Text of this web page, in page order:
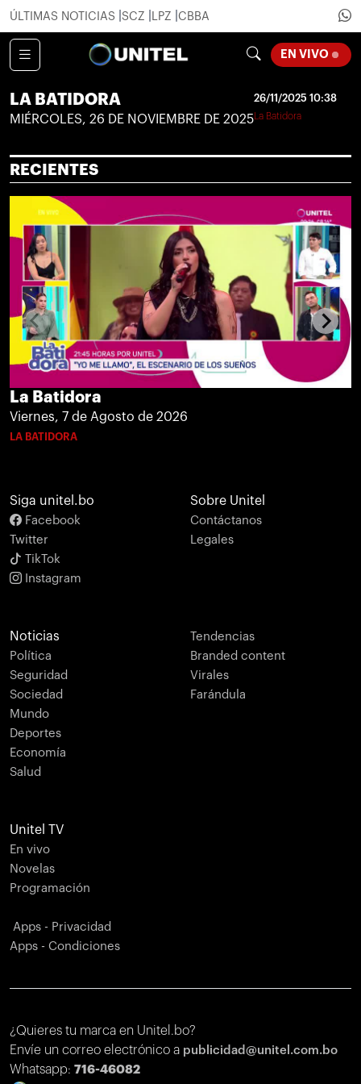
ÚLTIMAS NOTICIAS SCZ LPZ CBBA
EN VIVO
LA BATIDORA
MIÉRCOLES, 26 DE NOVIEMBRE DE 2025
26/11/2025 10:38
La Batidora
RECIENTES
La Batidora
Viernes, 7 de Agosto de 2026
LA BATIDORA
Siga unitel.bo
Facebook
Twitter
TikTok
Instagram
Sobre Unitel
Contáctanos
Legales
Noticias
Política
Seguridad
Sociedad
Mundo
Deportes
Economía
Salud
Tendencias
Branded content
Virales
Farándula
Unitel TV
En vivo
Novelas
Programación
Apps - Privacidad
Apps - Condiciones
¿Quieres tu marca en Unitel.bo?
Envíe un correo electrónico a publicidad@unitel.com.bo
Whatsapp: 716-46082